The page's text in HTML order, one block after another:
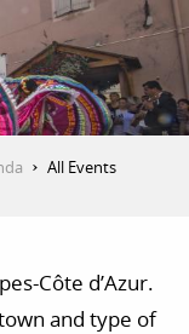
All Events
Côte d’Azur.
and type of